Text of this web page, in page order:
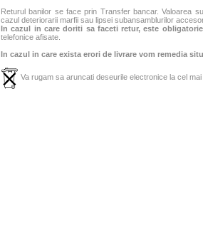
Returul banilor se face prin Transfer bancar. Valoarea
cazul deteriorarii marfii sau lipsei subansamblurilor
In cazul in care doriti sa faceti retur, este
telefonice afisate.
In cazul in care exista erori de livrare vom remedia
Va rugam sa aruncati deseurile electronice la cel